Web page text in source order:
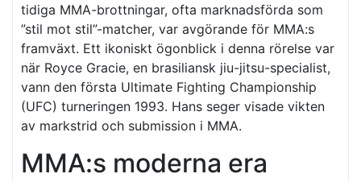
tidiga MMA-brottningar, ofta marknadsförda som
”stil mot stil”-matcher, var avgörande för MMA:s
framväxt. Ett ikoniskt ögonblick i denna rörelse var
när Royce Gracie, en brasiliansk jiu-jitsu-specialist,
vann den första Ultimate Fighting Championship
(UFC) turneringen 1993. Hans seger visade vikten
av markstrid och submission i MMA.
MMA:s moderna era